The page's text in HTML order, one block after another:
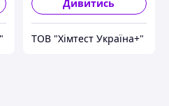
Дивитись
ТОВ "Хімтест Україна+"